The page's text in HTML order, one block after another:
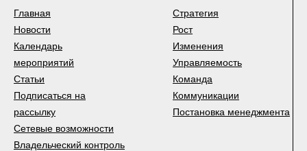
Главная
Новости
Календарь
мероприятий
Статьи
Подписаться на
рассылку
Стратегия
Рост
Изменения
Управляемость
Команда
Коммуникации
Постановка менеджмента
Сетевые возможности
Владельческий контроль